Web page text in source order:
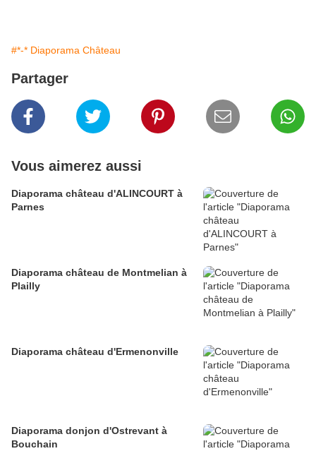
#*-* Diaporama Château
Partager
Vous aimerez aussi
Diaporama château d'ALINCOURT à
Parnes
Diaporama château de Montmelian à
Plailly
Diaporama château d'Ermenonville
Diaporama donjon d'Ostrevant à
Bouchain